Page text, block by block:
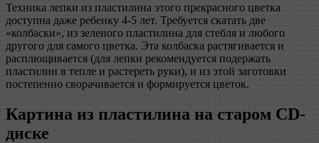
Техника лепки из пластилина этого прекрасного цветка
доступна даже ребенку 4-5 лет. Требуется скатать две
«колбаски», из зеленого пластилина для стебля и любого
другого для самого цветка. Эта колбаска растягивается и
расплющивается (для лепки рекомендуется подержать
пластилин в тепле и растереть руки), и из этой заготовки
постепенно сворачивается и формируется цветок.
Картина из пластилина на старом CD-
диске